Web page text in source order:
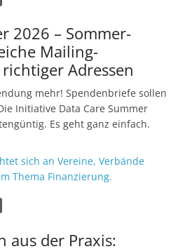
2026 – Sommer-
Mailing-
Adressen
mehr! Spendenbriefe sollen
Initiative Data Care Summer
Es geht ganz einfach.
aus der Praxis: